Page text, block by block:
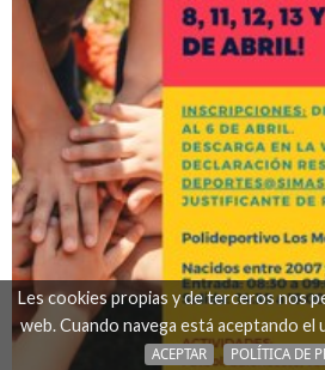
Les cookies propias y de terceros nos
web. Cuando navega está aceptando el
ACEPTAR POLÍTICA DE